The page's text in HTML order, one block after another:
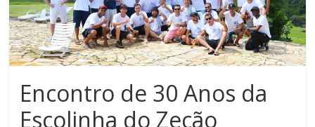
Encontro de 30 Anos da
Escolinha do Zecão